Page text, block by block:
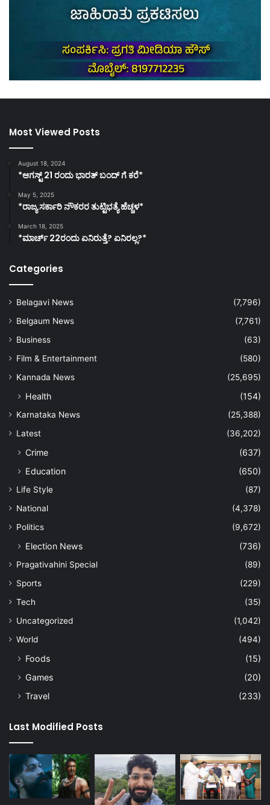
Most Viewed Posts
August 18, 2024
*ಆಗಸ್ಟ್ 21 ರಂದು ಭಾರತ್‌ ಬಂದ್‌ ಗೆ ಕರೆ*
May 5, 2025
*ರಾಜ್ಯ ಸರ್ಕಾರಿ ನೌಕರರ ತುಟ್ಟಿಭತ್ಯೆ ಹೆಚ್ಚಳ*
March 18, 2025
*ಮಾರ್ಚ್ 22ರಂದು ಏನಿರುತ್ತೆ? ಏನಿರಲ್ಲ?*
Categories
Belagavi News
(7,796)
Belgaum News
(7,761)
Business
(63)
Film & Entertainment
(580)
Kannada News
(25,695)
Health (154)
Karnataka News
(25,388)
Latest
(36,202)
Crime
(637)
Education
(650)
Life Style
(87)
National
(4,378)
Politics
(9,672)
Election News (736)
Pragativahini Special
(89)
Sports
(229)
Tech
(35)
Uncategorized
(1,042)
World
(494)
Foods
(15)
Games
(20)
Travel
(233)
Last Modified Posts